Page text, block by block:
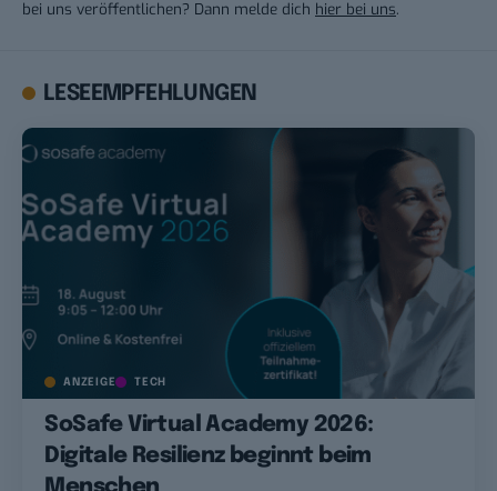
bei uns veröffentlichen? Dann melde dich hier bei uns.
LESEEMPFEHLUNGEN
ANZEIGE TECH
SoSafe Virtual Academy 2026:
Digitale Resilienz beginnt beim